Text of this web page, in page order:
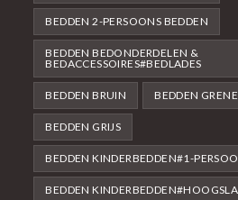
BEDDEN 2-PERSOONS BEDDEN
BEDDEN BEDONDERDELEN &
BEDACCESSOIRES#BEDLADES
BEDDEN BRUIN BEDDEN
BEDDEN GRIJS
BEDDEN KINDERBEDDEN#1-
BEDDEN